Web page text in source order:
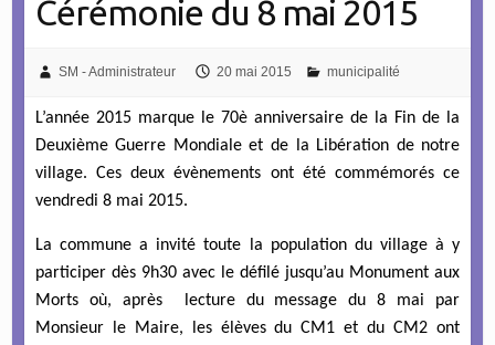
Cérémonie du 8 mai 2015
SM - Administrateur 20 mai 2015 municipalité
L’année 2015 marque le 70è anniversaire de la Fin de la
Deuxième Guerre Mondiale et de la Libération de notre
village. Ces deux évènements ont été commémorés ce
vendredi 8 mai 2015.
La commune a invité toute la population du village à y
participer dès 9h30 avec le défilé jusqu’au Monument aux
Morts où, après lecture du message du 8 mai par
Monsieur le Maire, les élèves du CM1 et du CM2 ont